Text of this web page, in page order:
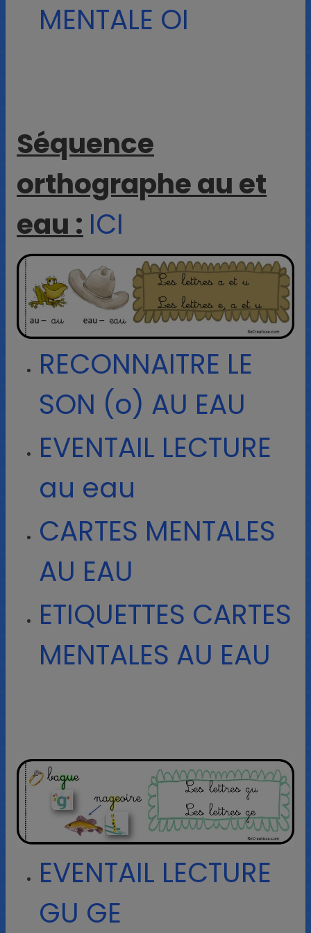
MENTALE OI
Séquence
orthographe au et
eau : ICI
RECONNAITRE LE
SON (o) AU EAU
EVENTAIL LECTURE
au eau
CARTES MENTALES
AU EAU
ETIQUETTES CARTES
MENTALES AU EAU
EVENTAIL LECTURE
GU GE